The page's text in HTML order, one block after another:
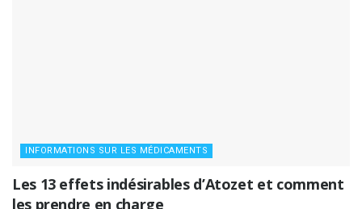
INFORMATIONS SUR LES MÉDICAMENTS
Les 13 effets indésirables d’Atozet et comment
les prendre en charge